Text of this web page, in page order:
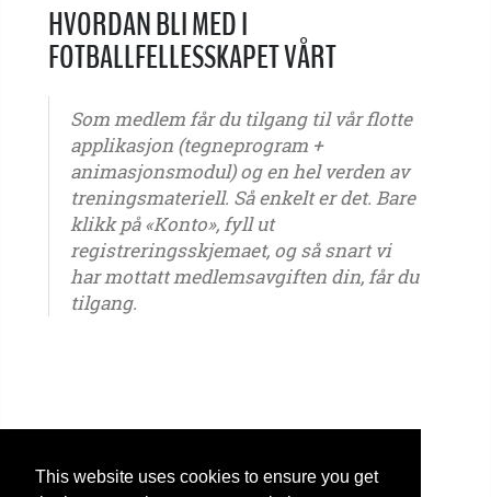
This website uses cookies to ensure you get
HVORDAN BLI MED I
FOTBALLFELLESSKAPET VÅRT
Som medlem får du tilgang til vår flotte
applikasjon (tegneprogram +
animasjonsmodul) og en hel verden av
treningsmateriell. Så enkelt er det. Bare
klikk på «Konto», fyll ut
registreringsskjemaet, og så snart vi
har mottatt medlemsavgiften din, får du
tilgang.